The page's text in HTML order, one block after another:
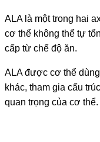
ALA là một trong hai
cơ thể không thể tự
cấp từ chế độ ăn.
ALA được cơ thể
khác, tham gia cấu
quan trọng của cơ thể.